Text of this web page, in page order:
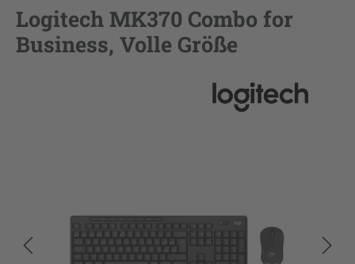
Logitech MK370 Combo for
Business, Volle Größe